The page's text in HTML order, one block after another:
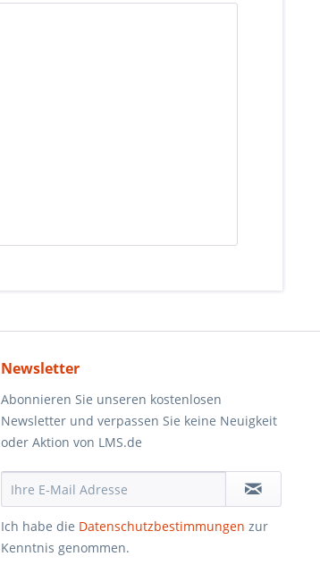
Newsletter
Abonnieren Sie unseren kostenlosen
Newsletter und verpassen Sie keine Neuigkeit
oder Aktion von LMS.de
Ich habe die Datenschutzbestimmungen zur
Kenntnis genommen.